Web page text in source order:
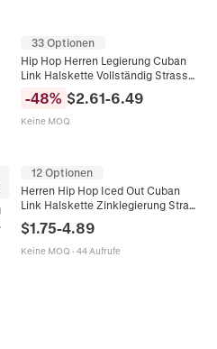
33 Optionen
Hip Hop Herren Legierung Cuban
Link Halskette Vollständig Strass
Iced Out Schwere Kette Schmuck
Für Streetwear Party Zubehör
-48% $2.61-6.49
Keine MOQ
12 Optionen
Herren Hip Hop Iced Out Cuban
Link Halskette Zinklegierung Straß
Miami Gold Silber Kette Mode
Schmuck Zubehör
$1.75-4.89
Keine MOQ · 44 Aufrufe